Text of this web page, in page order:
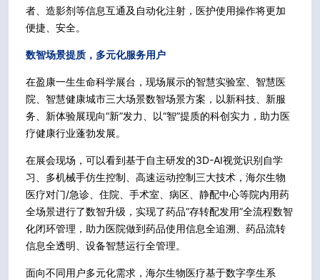
者、造影剂等信息互通及自动化注射，医护使用操作将更加
便捷、安全。
数智场景提质，多元化服务用户
在盈康一生生命科学展台，现场展示的智慧实验室、智慧医
院、智慧健康城市三大场景数智场景方案，以新科技、新服
务、新体验展现向“新”发力、以“智”提质的科创实力，助力医
疗健康行业蓬勃发展。
在展会现场，可以看到基于自主研发的3D-AI视觉识别自学
习、多机械手仿生控制、高速运动控制三大技术，海尔生物
医疗对门/急诊、住院、手术室、病区、静配中心等院内用药
全场景进行了数智升级，实现了药品“存转配发用”全流程数智
化闭环管理，助力医院做到药品使用信息全追溯、药品流转
信息全透明、设备智慧运行全管理。
面向不同用户多元化需求，海尔生物医疗基于数字孪生系